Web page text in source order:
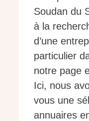
Soudan du
à la
d’une
particulier
notre page
Ici, nous
vous une
annuaires